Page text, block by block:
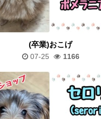
(卒業)おこげ
07-25 1166